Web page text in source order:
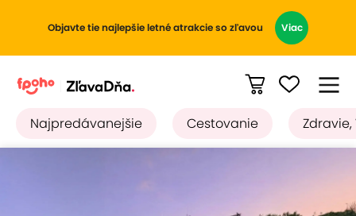
Objavte tie najlepšie letné atrakcie so zľavou Viac
Najpredávanejšie Cestovanie Zdravie,